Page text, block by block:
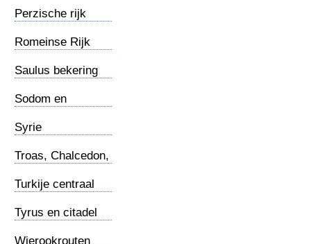
Perzische rijk
Romeinse Rijk
Saulus bekering
Sodom en
Syrie
Troas, Chalcedon,
Turkije centraal
Tyrus en citadel
Wierookrouten